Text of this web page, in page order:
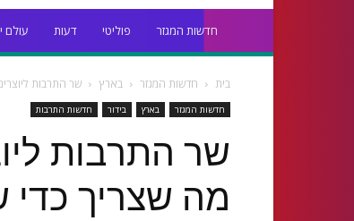
חדשות המגזר פוליטי דעות עולם
בית חדשות המגזר בארץ שר התרבות
חדשות המגזר בארץ בידור חדשות התרבות
שר התרבות
מה שצריך כדי